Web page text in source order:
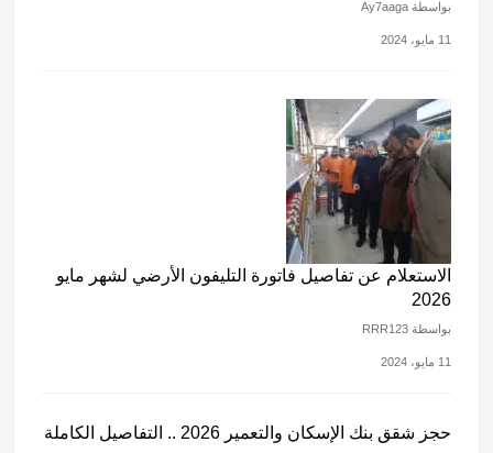
بواسطة Ay7aaga
11 مايو، 2024
الاستعلام عن تفاصيل فاتورة التليفون الأرضي لشهر مايو
2026
بواسطة RRR123
11 مايو، 2024
حجز شقق بنك الإسكان والتعمير 2026 .. التفاصيل الكاملة